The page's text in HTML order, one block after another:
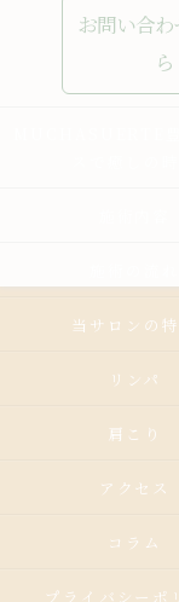
お問い合
ら
当サロンの
リンパ
肩こり
アクセス
コラム
プライバシーポ